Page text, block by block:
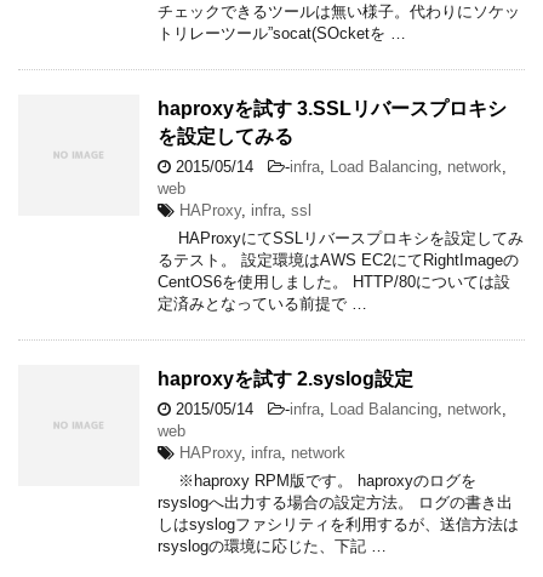
チェックできるツールは無い様子。代わりにソケッ
トリレーツール”socat(SOcketを …
haproxyを試す 3.SSLリバースプロキシ
を設定してみる
2015/05/14 -infra Load Balancing network
web
HAProxy, infra ssl
HAProxyにてSSLリバースプロキシを設定してみ
るテスト。 設定環境はAWS EC2にてRightImageの
CentOS6を使用しました。 HTTP/80については設
定済みとなっている前提で …
haproxyを試す 2.syslog設定
2015/05/14 -infra Load Balancing network
web
HAProxy, infra network
※haproxy RPM版です。 haproxyのログを
rsyslogへ出力する場合の設定方法。 ログの書き出
しはsyslogファシリティを利用するが、送信方法は
rsyslogの環境に応じた、下記 …